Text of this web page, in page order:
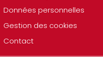
Données personnelles
Gestion des cookies
Contact